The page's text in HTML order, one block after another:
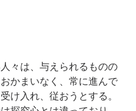
々は、与えられるものの
かまいなく、常に進んで
け入れ、従おうとする。